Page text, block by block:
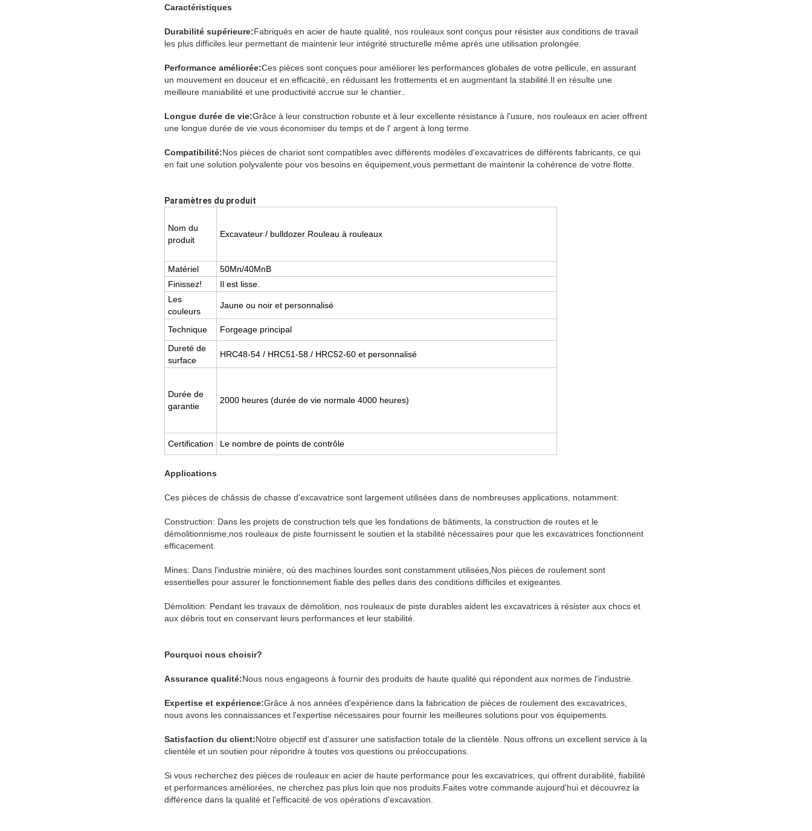
Caractéristiques
Durabilité supérieure:Fabriqués en acier de haute qualité, nos rouleaux sont conçus pour résister aux conditions de travail
les plus difficiles.leur permettant de maintenir leur intégrité structurelle même après une utilisation prolongée.
Performance améliorée:Ces pièces sont conçues pour améliorer les performances globales de votre pellicule, en assurant
un mouvement en douceur et en efficacité, en réduisant les frottements et en augmentant la stabilité.Il en résulte une
meilleure maniabilité et une productivité accrue sur le chantier..
Longue durée de vie:Grâce à leur construction robuste et à leur excellente résistance à l'usure, nos rouleaux en acier offrent
une longue durée de vie.vous économiser du temps et de l' argent à long terme.
Compatibilité:Nos pièces de chariot sont compatibles avec différents modèles d'excavatrices de différents fabricants, ce qui
en fait une solution polyvalente pour vos besoins en équipement,vous permettant de maintenir la cohérence de votre flotte.
Paramètres du produit
Nom du
produit
Excavateur / bulldozer Rouleau à rouleaux
Matériel
50Mn/40MnB
Finissez!
Il est lisse.
Les
couleurs
Jaune ou noir et personnalisé
Technique
Forgeage principal
Dureté de
surface
HRC48-54 / HRC51-58 / HRC52-60 et personnalisé
Durée de
garantie
2000 heures (durée de vie normale 4000 heures)
Certification Le nombre de points de contrôle
Applications
Ces pièces de châssis de chasse d'excavatrice sont largement utilisées dans de nombreuses applications, notamment:
Construction: Dans les projets de construction tels que les fondations de bâtiments, la construction de routes et le
démolitionnisme,nos rouleaux de piste fournissent le soutien et la stabilité nécessaires pour que les excavatrices fonctionnent
efficacement.
Mines: Dans l'industrie minière, où des machines lourdes sont constamment utilisées,Nos pièces de roulement sont
essentielles pour assurer le fonctionnement fiable des pelles dans des conditions difficiles et exigeantes.
Démolition: Pendant les travaux de démolition, nos rouleaux de piste durables aident les excavatrices à résister aux chocs et
aux débris tout en conservant leurs performances et leur stabilité.
Pourquoi nous choisir?
Assurance qualité:Nous nous engageons à fournir des produits de haute qualité qui répondent aux normes de l'industrie.
Expertise et expérience:Grâce à nos années d'expérience dans la fabrication de pièces de roulement des excavatrices,
nous avons les connaissances et l'expertise nécessaires pour fournir les meilleures solutions pour vos équipements.
Satisfaction du client:Notre objectif est d'assurer une satisfaction totale de la clientèle. Nous offrons un excellent service à la
clientèle et un soutien pour répondre à toutes vos questions ou préoccupations.
Si vous recherchez des pièces de rouleaux en acier de haute performance pour les excavatrices, qui offrent durabilité, fiabilité
et performances améliorées, ne cherchez pas plus loin que nos produits.Faites votre commande aujourd'hui et découvrez la
différence dans la qualité et l'efficacité de vos opérations d'excavation.